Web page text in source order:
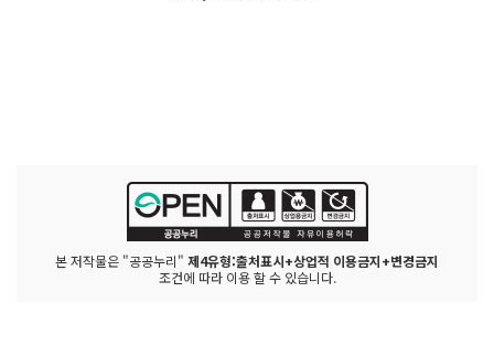
본 저작물은 "공공누리" 제4유형:출처표시+상업적 이용금지+변경금지
조건에 따라 이용 할 수 있습니다.